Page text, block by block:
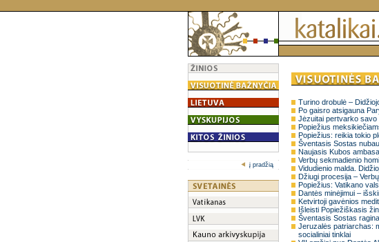
į pradžią
Turino drobulė –
Po gaisro atsigauna
Jėzuitai pertvarko savo
Popiežius
Popiežius: reikia tokio
Šventasis Sostas
Naujasis Kubos
Verbų sekmadienio
Vidudienio malda.
Džiugi procesija –
Popiežius: Vatikano
Dantės minėjimui –
Ketvirtoji gavėnios
Išleisti Popiežiškasis
Šventasis Sostas
Jeruzalės patriarchas:
socialiniai tinklai